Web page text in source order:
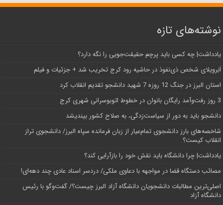
نوشته‌های تازه
یادداشت| ‌چه کسی باید پرچم حقیقت‌جویی را نگه دارد؟
اَبَر‌ویلای شخص ذی‌نفوذ در حاشیه‌ رود کرج تخریب شد + جزئیات و فیلم
استان البرز در جنگ 12 روزه 7 شهید دانشجو تقدیم انقلاب کرد
3 روز رفت‌وآمد رایگان بانوان در خطوط اتوبوسرانی شهری کرج
دانشجو باید به دور از سیاست‌زدگی، به صلاح کشور بیندیشد
شاخصه‌های بارز دانشجوی تمام‌عیار از زبان فرمانده سپاه البرز/ دانشجوی تراز
انقلاب کیست؟
یادداشت| چرا دانشگاه باید نقش خود را بازآرایی کند؟
مصائب دستگاه قضا در مواجهه با دعاوی ملکی/ دردسر اسناد عادی چند‌ دهه‌ای!
اصلی‌ترین مطالبات دانشجویان دانشگاه آزاد البرز چیست؟/ گفت‌وگو با رئیس
دانشگاه آز‌اد